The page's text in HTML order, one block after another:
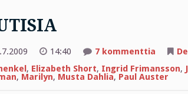
14:40 7 kommenttia
, Elizabeth Short, Ingrid Frimansson,
, Marilyn, Musta Dahlia, Paul Auster